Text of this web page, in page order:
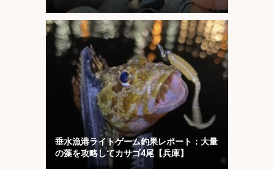
「1投目」！
垂水漁港ライトゲーム釣果レポート：大量
の藻を攻略してカサゴ4尾【兵庫】